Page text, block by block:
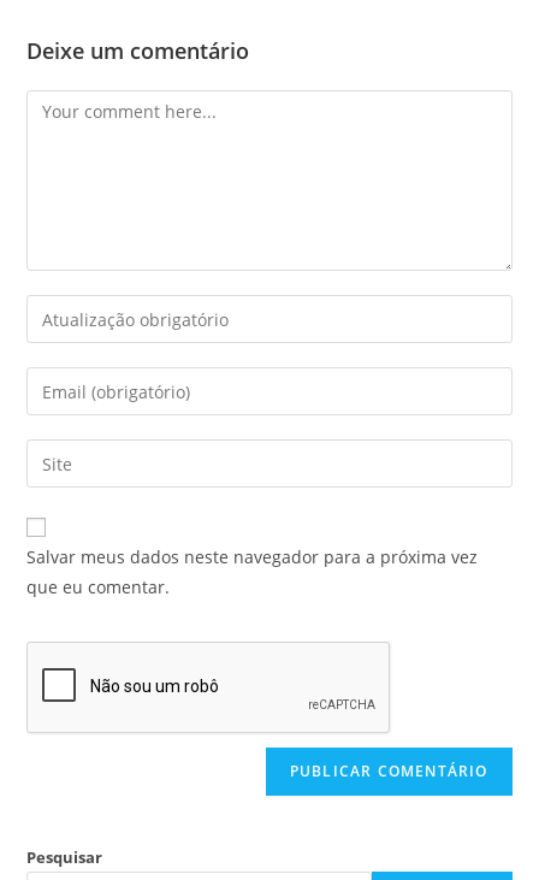
Deixe um comentário
Salvar meus dados neste navegador para a próxima vez
que eu comentar.
Pesquisar